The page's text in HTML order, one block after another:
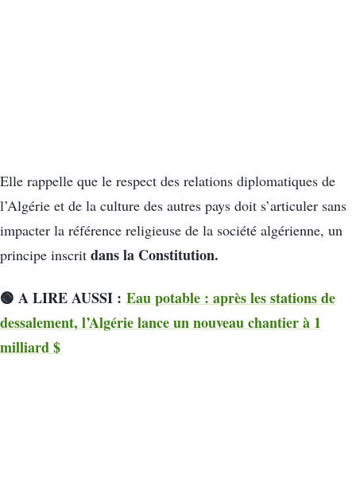
Elle rappelle que le respect des relations diplomatiques de
l’Algérie et de la culture des autres pays doit s’articuler sans
impacter la référence religieuse de la société algérienne, un
principe inscrit dans la Constitution.
🟢 A LIRE AUSSI : Eau potable : après les stations de
dessalement, l’Algérie lance un nouveau chantier à 1
milliard $